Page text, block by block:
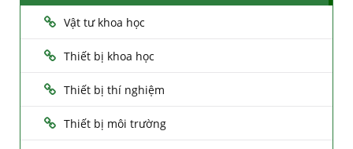
Vật tư khoa học
Thiết bị khoa học
Thiết bị thí nghiệm
Thiết bị môi trường